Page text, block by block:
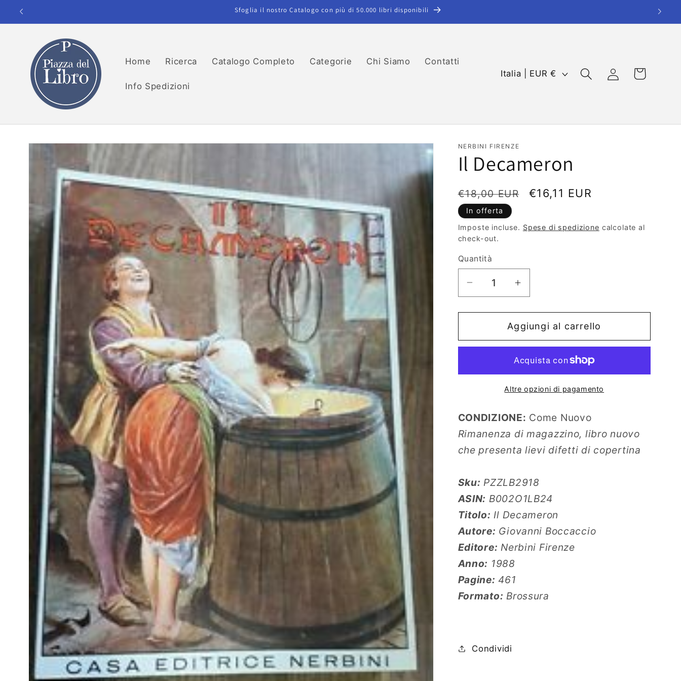
direttamente
ai contenuti
Sfoglia il nostro Catalogo con più di 50.000 libri disponibili
Home Ricerca Catalogo Completo Categorie Chi Siamo Contatti
Info Spedizioni
/
A
e
a
g
e
g
r
i
c
Italia | EUR € Accedi Carrello
Passa alle
informazioni
sul prodotto
NERBINI FIRENZE
Il Decameron
Prezzo
di
listino
€18,00 EUR
Prezzo
€16,11 EUR
In offerta
Imposte incluse. Spese di spedizione calcolate al
check-out.
Quantità
Diminuisci
quantità
per
Decameron
Aumenta
quantità
per
Il
Decameron
Aggiungi al carrello
Altre opzioni di pagamento
CONDIZIONE: Come Nuovo
Rimanenza di magazzino, libro nuovo
che presenta lievi difetti di copertina
Sku: PZZLB2918
ASIN: B002O1LB24
Titolo: Il Decameron
Autore: Giovanni Boccaccio
Editore: Nerbini Firenze
Anno: 1988
Pagine: 461
Formato: Brossura
Condividi